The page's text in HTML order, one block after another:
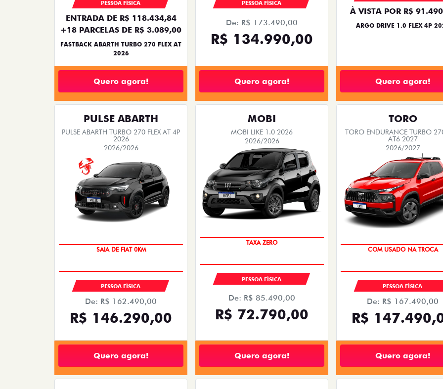
SAIA DE FIAT 0KM
PESSOA FÍSICA
ENTRADA DE R$ 104.728,61
2026
Quero agora!
PACK SMART
De: R$ 126.990,00
R$ 100.990,00
Quero agora!
OPORTUNIDADE
De: R$ 97.990,00
R$
Quero agora!
PULSE
PULSE DRIVE 1.3 AT FLEX 4P 2026
2026/2026
VENDAS PARA PCD
De: R$ 115.990,00
NOVA FIORINO
FIORINO ENDURANCE 1.3 FLEX
2026/2027
TAXA ZERO
PRODUTOR RURAL
CNPJ E MICROEMPRESÁRIO
De: R$ 132.990,00
FASTBACK
FASTBACK AUDACE TURBO
HYBRID FLEX AT 2026
2026/2026
OPORTUNIDADE
VENDAS PARA PCD